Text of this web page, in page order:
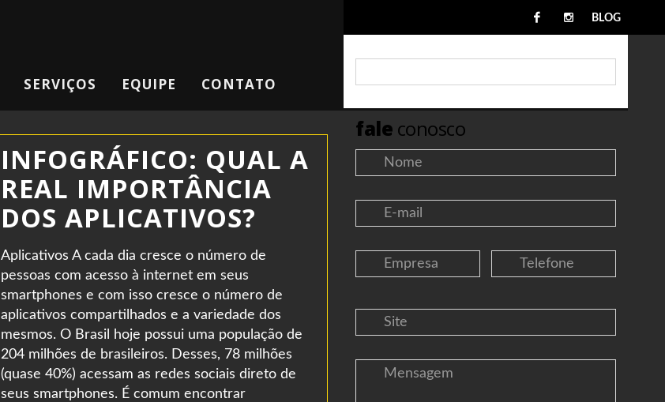
BLOG
SERVIÇOS EQUIPE CONTATO
fale conosco
INFOGRÁFICO: QUAL A
REAL IMPORTÂNCIA
DOS APLICATIVOS?
Aplicativos A cada dia cresce o número de
pessoas com acesso à internet em seus
smartphones e com isso cresce o número de
aplicativos compartilhados e a variedade dos
mesmos. O Brasil hoje possui uma população de
204 milhões de brasileiros. Desses, 78 milhões
(quase 40%) acessam as redes sociais direto de
seus smartphones. É comum encontrar